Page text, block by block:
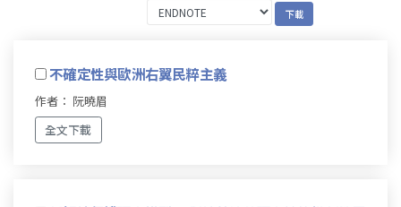
不確定性與歐洲右翼民粹主義
作者： 阮曉眉
全文下載